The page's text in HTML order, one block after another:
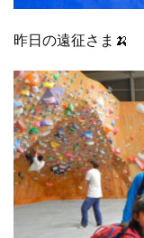
昨日の遠征さま🍌